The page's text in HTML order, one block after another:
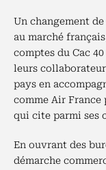
Un changement
au marché
comptes du Cac
leurs
pays en
comme Air France
qui cite parmi ses
En ouvrant des
démarche